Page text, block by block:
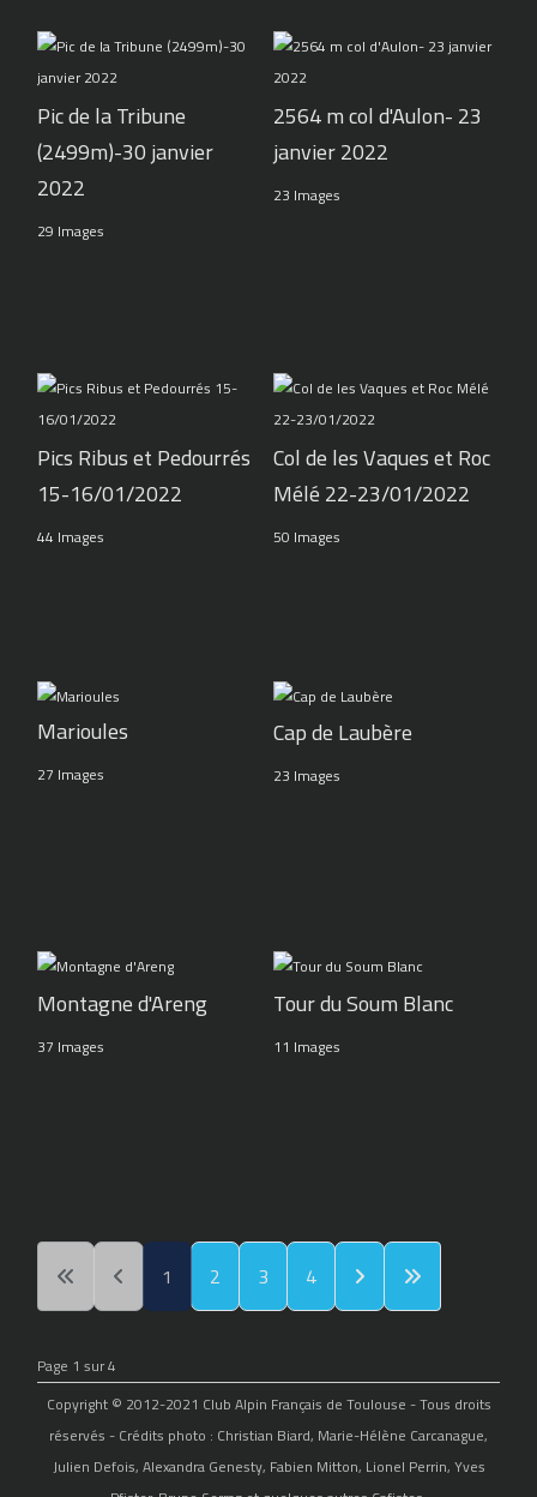
Pic de la Tribune
(2499m)-30 janvier
2022
29 Images
2564 m col d'Aulon- 23
janvier 2022
23 Images
Pics Ribus et Pedourrés
15-16/01/2022
44 Images
Col de les Vaques et Roc
Mélé 22-23/01/2022
50 Images
Marioules
27 Images
Cap de Laubère
23 Images
Montagne d'Areng
37 Images
Tour du Soum Blanc
11 Images
1 2 3 4
Page 1 sur 4
Copyright © 2012-2021 Club Alpin Français de Toulouse - Tous droits
réservés - Crédits photo : Christian Biard, Marie-Hélène Carcanague,
Julien Defois, Alexandra Genesty, Fabien Mitton, Lionel Perrin, Yves